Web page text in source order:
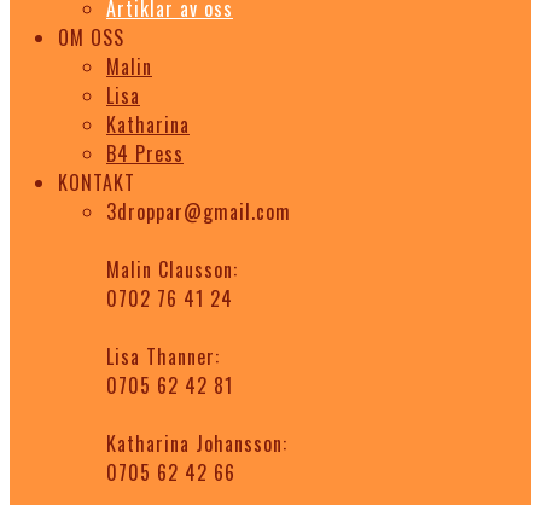
Artiklar av oss
OM OSS
Malin
Lisa
Katharina
B4 Press
KONTAKT
3droppar@gmail.com
Malin Clausson:
0702 76 41 24
Lisa Thanner:
0705 62 42 81
Katharina Johansson:
0705 62 42 66